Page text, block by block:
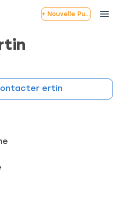
+ Nouvelle Publication
ertin